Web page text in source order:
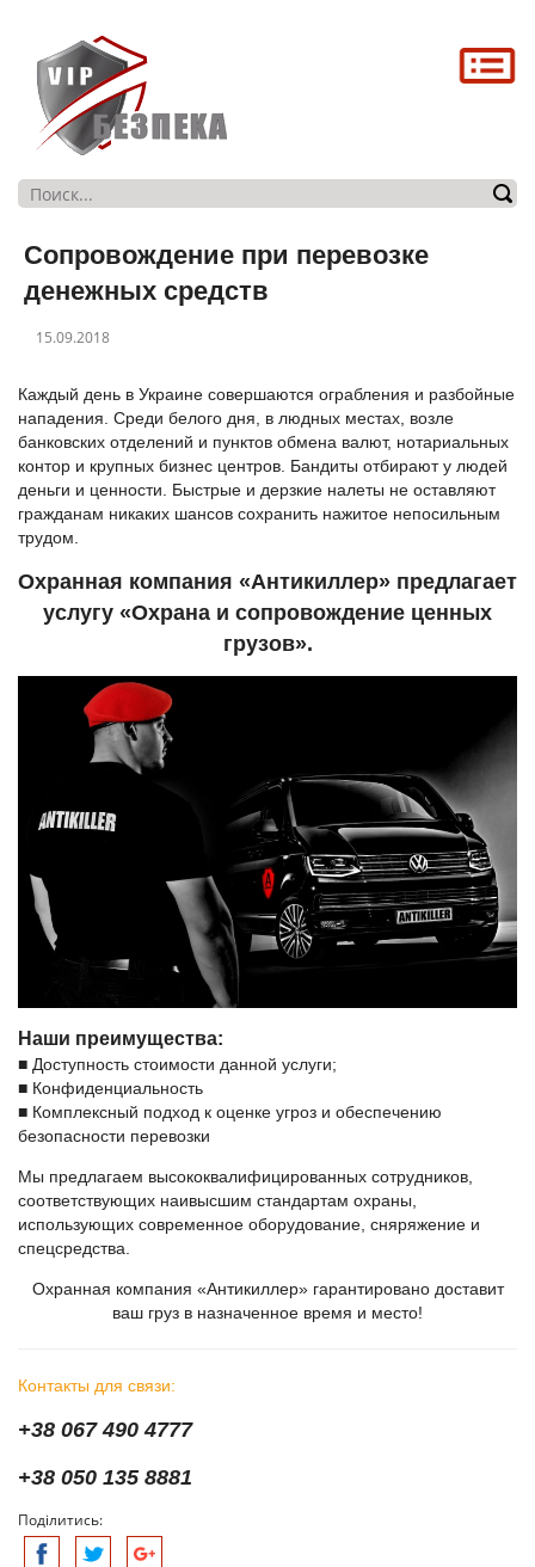
Про нас
Магазин
Контакти
Сопровождение при перевозке
денежных средств
15.09.2018
Каждый день в Украине совершаются ограбления и разбойные
нападения. Среди белого дня, в людных местах, возле
банковских отделений и пунктов обмена валют, нотариальных
контор и крупных бизнес центров. Бандиты отбирают у людей
деньги и ценности. Быстрые и дерзкие налеты не оставляют
гражданам никаких шансов сохранить нажитое непосильным
трудом.
Охранная компания «Антикиллер» предлагает
услугу «Охрана и сопровождение ценных
грузов».
Наши преимущества:
■ Доступность стоимости данной услуги;
■ Конфиденциальность
■ Комплексный подход к оценке угроз и обеспечению
безопасности перевозки
Мы предлагаем высококвалифицированных сотрудников,
соответствующих наивысшим стандартам охраны,
использующих современное оборудование, сняряжение и
спецсредства.
Охранная компания «Антикиллер» гарантировано доставит
ваш груз в назначенное время и место!
Контакты для связи:
+38 067 490 4777
+38 050 135 8881
Поділитись: